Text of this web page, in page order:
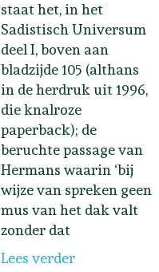
staat het, in het
Sadistisch Universum
deel I, boven aan
bladzijde 105 (althans
in de herdruk uit 1996,
die knalroze
paperback); de
beruchte passage van
Hermans waarin ‘bij
wijze van spreken geen
mus van het dak valt
zonder dat
Lees verder